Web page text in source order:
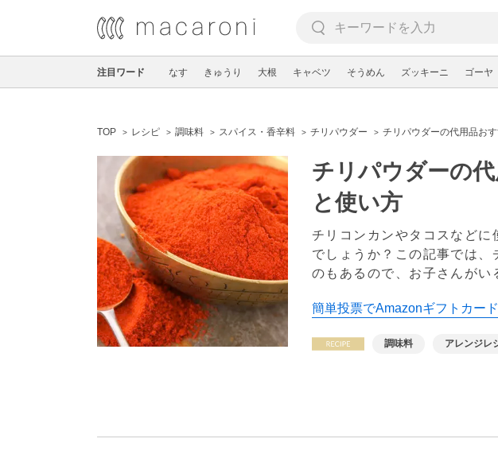
注目ワード なす きゅうり 大根 キャベツ そうめん ズッキーニ ゴーヤ
TOP レシピ 調味料 スパイス・香辛料 チリパウダー チリパウダーの代用品お
チリパウダーの
と使い方
チリコンカンやタコスなど
でしょうか？この記事では
のもあるので、お子さんがい
簡単投票でAmazonギフトカード
調味料 アレンジレ